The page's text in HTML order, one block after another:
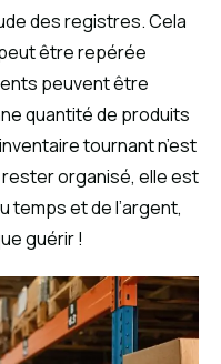
des registres. Cela
être repérée
peuvent être
quantité de produits
tournant n’est
organisé, elle est
temps et de l’argent,
guérir !